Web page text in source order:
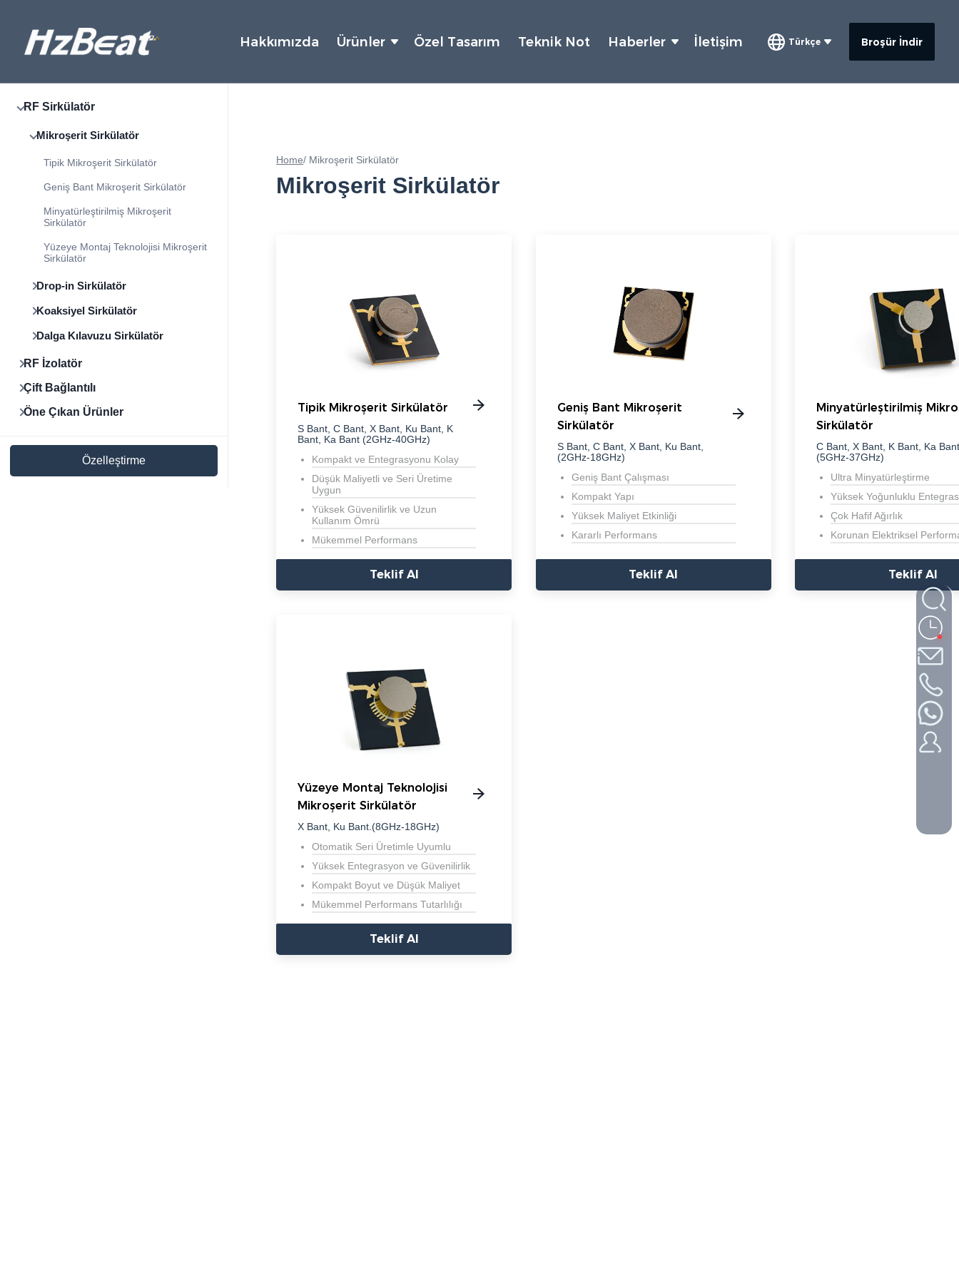
Hakkımızda Ürünler Özel Tasarım Teknik Not Haberler İletişim Türkçe Broşür İndir
RF Sirkülatör
Mikroşerit Sirkülatör
Tipik Mikroşerit Sirkülatör
Geniş Bant Mikroşerit Sirkülatör
Minyatürleştirilmiş Mikroşerit
Sirkülatör
Yüzeye Montaj Teknolojisi Mikroşerit
Sirkülatör
Drop-in Sirkülatör
Koaksiyel Sirkülatör
Dalga Kılavuzu Sirkülatör
RF İzolatör
Çift Bağlantılı
Öne Çıkan Ürünler
Özelleştirme
Home/ Mikroşerit Sirkülatör
Mikroşerit Sirkülatör
Tipik Mikroşerit Sirkülatör
S Bant, C Bant, X Bant, Ku Bant, K
Bant, Ka Bant (2GHz-40GHz)
Kompakt ve Entegrasyonu Kolay
Düşük Maliyetli ve Seri Üretime
Uygun
Yüksek Güvenilirlik ve Uzun
Kullanım Ömrü
Mükemmel Performans
Teklif Al
Geniş Bant Mikroşerit
Sirkülatör
S Bant, C Bant, X Bant, Ku Bant,
(2GHz-18GHz)
Geniş Bant Çalışması
Kompakt Yapı
Yüksek Maliyet Etkinliği
Kararlı Performans
Teklif Al
Minyatürleştirilmiş
Sirkülatör
C Bant, X Bant, K Bant, Ka
(5GHz-37GHz)
Ultra Minyatürleştirme
Yüksek Yoğunluklu
Çok Hafif Ağırlık
Korunan Elektriksel
Teklif Al
Yüzeye Montaj Teknolojisi
Mikroşerit Sirkülatör
X Bant, Ku Bant.(8GHz-18GHz)
Otomatik Seri Üretimle Uyumlu
Yüksek Entegrasyon ve Güvenilirlik
Kompakt Boyut ve Düşük Maliyet
Mükemmel Performans Tutarlılığı
Teklif Al